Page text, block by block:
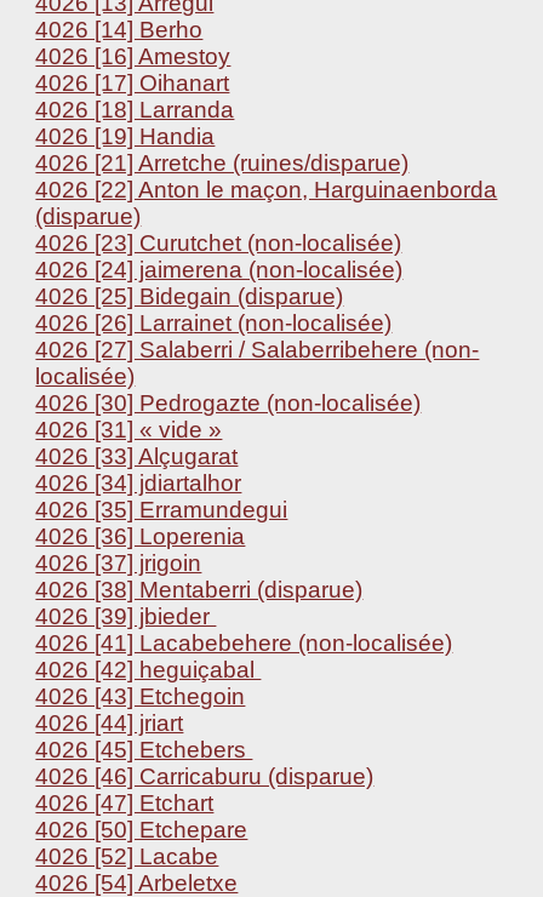
4026 [14] Berho
4026 [16] Amestoy
4026 [17] Oihanart
4026 [18] Larranda
4026 [19] Handia
4026 [21] Arretche (ruines/disparue)
4026 [22] Anton le maçon, Harguinaenborda
(disparue)
4026 [23] Curutchet (non-localisée)
4026 [24] jaimerena (non-localisée)
4026 [25] Bidegain (disparue)
4026 [26] Larrainet (non-localisée)
4026 [27] Salaberri / Salaberribehere (non-
localisée)
4026 [30] Pedrogazte (non-localisée)
4026 [31] « vide »
4026 [33] Alçugarat
4026 [34] jdiartalhor
4026 [35] Erramundegui
4026 [36] Loperenia
4026 [37] jrigoin
4026 [38] Mentaberri (disparue)
4026 [39] jbieder
4026 [41] Lacabebehere (non-localisée)
4026 [42] heguiçabal
4026 [43] Etchegoin
4026 [44] jriart
4026 [45] Etchebers
4026 [46] Carricaburu (disparue)
4026 [47] Etchart
4026 [50] Etchepare
4026 [52] Lacabe
4026 [54] Arbeletxe